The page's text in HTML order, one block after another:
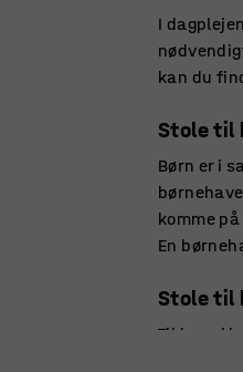
I
kan du
Stole til
Børn er i
komme
En
Stole til
Til brug i